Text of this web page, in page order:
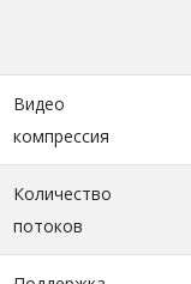
Видео
компрессия
Количество
потоков